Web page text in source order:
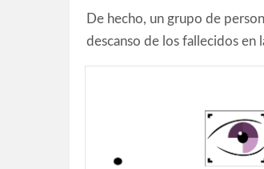
De hecho, un grupo de
descanso de los fallecidos en